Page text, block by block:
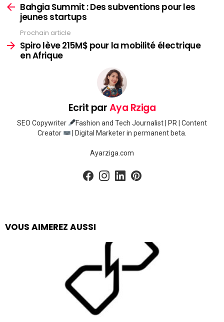
plus Bahgia Summit : Des subventions pour les
jeunes startups
Prochain article
Spiro lève 215M$ pour la mobilité électrique
en Afrique
Ecrit parAya Rziga
SEO Copywriter
Fashion and Tech Journalist | PR | Content
Creator
| Digital Marketer in permanent beta.
Ayarziga.com
facebookinstagram
linkedin
VOUS AIMEREZ AUSSI